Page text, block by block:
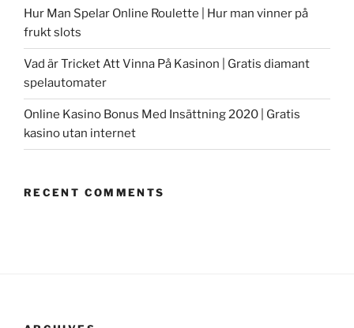
Hur Man Spelar Online Roulette | Hur man vinner på
frukt slots
Vad är Tricket Att Vinna På Kasinon | Gratis diamant
spelautomater
Online Kasino Bonus Med Insättning 2020 | Gratis
kasino utan internet
RECENT COMMENTS